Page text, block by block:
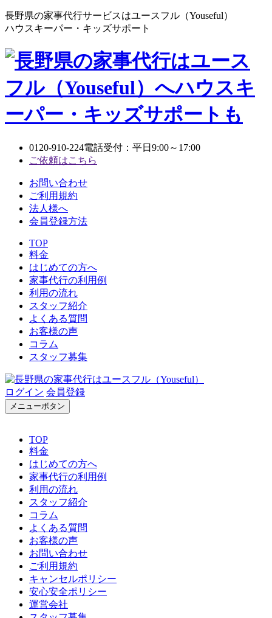
長野県の家事代行サービスはユースフル（Youseful）
ハウスキーパー・キッズサポート
0120-910-224電話受付：平日9:00～17:00
ご依頼はこちら
お問い合わせ
ご利用規約
法人様へ
会員登録方法
TOP
料金
はじめての方へ
家事代行の利用例
利用の流れ
スタッフ紹介
よくある質問
お客様の声
コラム
スタッフ募集
ログイン 会員登録
メニューボタン
TOP
料金
はじめての方へ
家事代行の利用例
利用の流れ
スタッフ紹介
コラム
よくある質問
お客様の声
お問い合わせ
ご利用規約
キャンセルポリシー
安心安全ポリシー
運営会社